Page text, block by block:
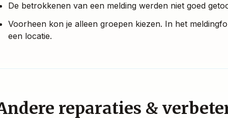
De betrokkenen van een melding werden niet goed
Voorheen kon je alleen groepen kiezen. In het
een locatie.
reparaties &